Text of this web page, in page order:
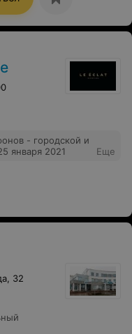
- городской и
января 2021
Еще
32